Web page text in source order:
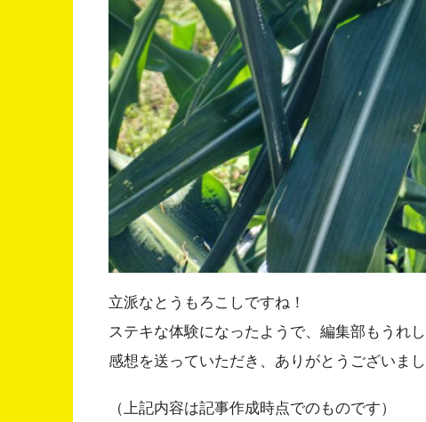
立派なとうもろこしですね！
ステキな体験になったようで、編集部もうれし
感想を送っていただき、ありがとうございまし
（上記内容は記事作成時点でのものです）